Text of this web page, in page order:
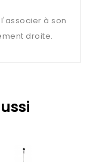
à son
droite.